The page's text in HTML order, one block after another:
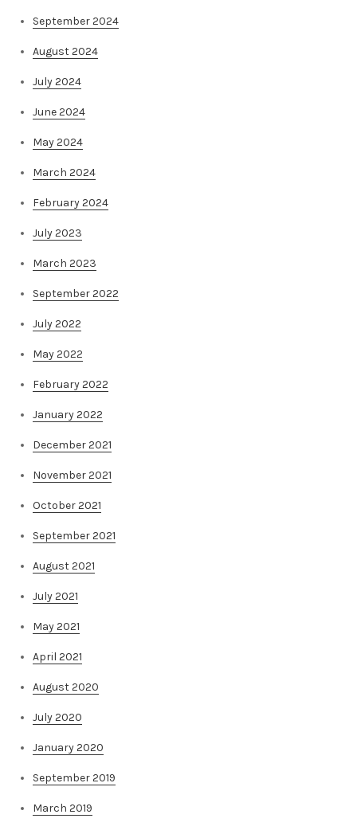
September 2024
August 2024
July 2024
June 2024
May 2024
March 2024
February 2024
July 2023
March 2023
September 2022
July 2022
May 2022
February 2022
January 2022
December 2021
November 2021
October 2021
September 2021
August 2021
July 2021
May 2021
April 2021
August 2020
July 2020
January 2020
September 2019
March 2019